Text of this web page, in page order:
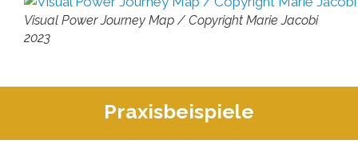
Visual Power Journey Map / Copyright Marie Jacobi
2023
Praxisbeispiele